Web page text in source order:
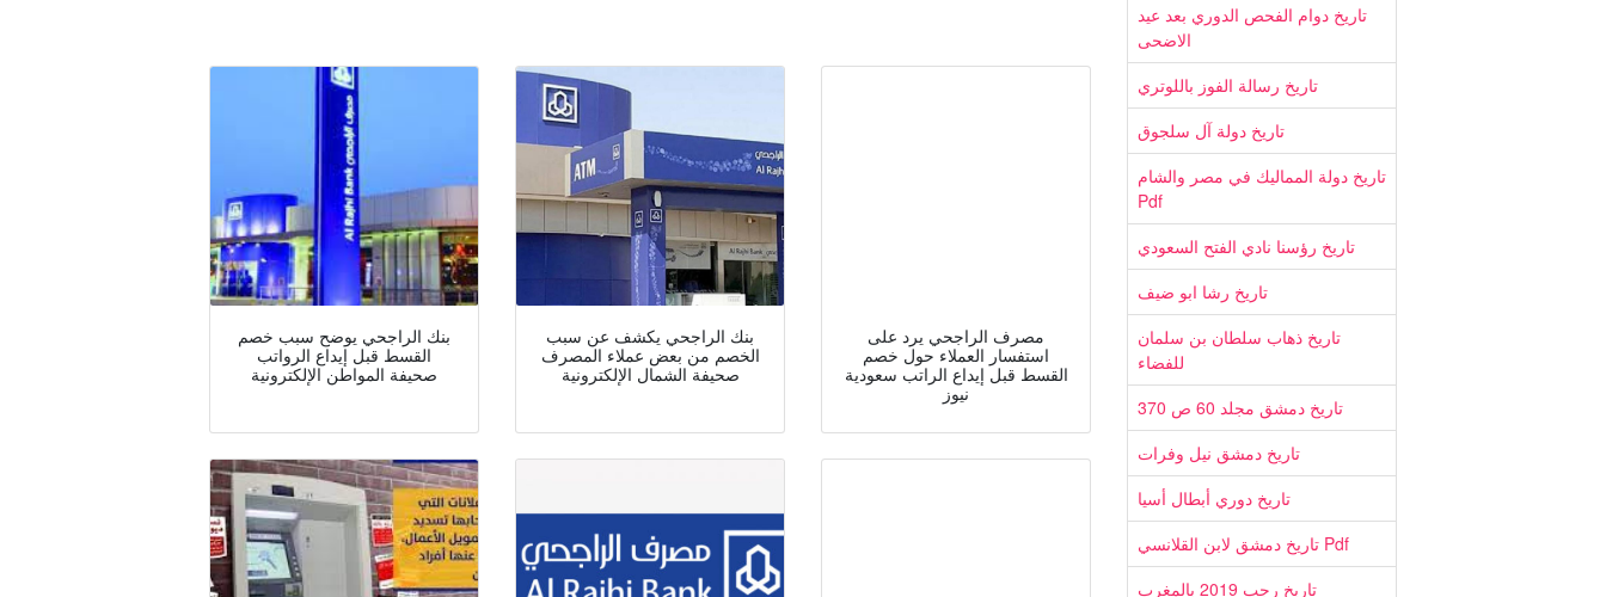
بنك الراجحي يوضح سبب خصم
القسط قبل إيداع الرواتب
صحيفة المواطن الإلكترونية
بنك الراجحي يكشف عن سبب
الخصم من بعض عملاء المصرف
صحيفة الشمال الإلكترونية
مصرف الراجحي يرد على
استفسار العملاء حول خصم
القسط قبل إيداع الراتب سعودية
نيوز
تاريخ دوام الفحص الدوري بعد عيد
الاضحى
تاريخ رسالة الفوز باللوتري
تاريخ دولة آل سلجوق
تاريخ دولة المماليك في مصر والشام
Pdf
تاريخ رؤسنا نادي الفتح السعودي
تاريخ رشا ابو ضيف
تاريخ ذهاب سلطان بن سلمان
للفضاء
تاريخ دمشق مجلد 60 ص 370
تاريخ دمشق نيل وفرات
تاريخ دوري أبطال أسيا
تاريخ دمشق لابن القلانسي Pdf
تاريخ رجب 2019 بالمغرب